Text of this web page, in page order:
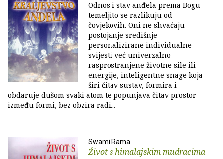
Odnos i stav anđela prema Bogu
temeljito se razlikuju od
čovjekovih. Oni ne shvaćaju
postojanje središnje
personalizirane individualne
svijesti već univerzalno
rasprostranjene životne sile ili
energije, inteligentne snage koja
širi čitav sustav, formira i
obdaruje dušom svaki atom te popunjava čitav prostor
između formi, bez obzira radi...
Swami Rama
Život s himalajskim mudracima